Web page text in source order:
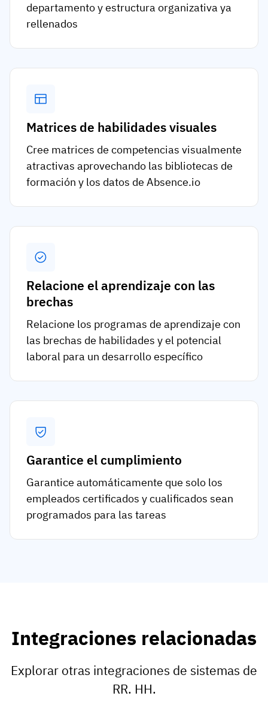
departamento y estructura organizativa ya
rellenados
Matrices de habilidades visuales
Cree matrices de competencias visualmente
atractivas aprovechando las bibliotecas de
formación y los datos de Absence.io
Relacione el aprendizaje con las
brechas
Relacione los programas de aprendizaje con
las brechas de habilidades y el potencial
laboral para un desarrollo específico
Garantice el cumplimiento
Garantice automáticamente que solo los
empleados certificados y cualificados sean
programados para las tareas
Integraciones relacionadas
Explorar otras integraciones de sistemas de
RR. HH.